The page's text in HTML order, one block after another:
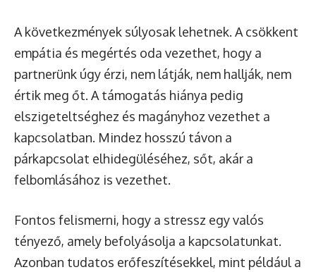
A következmények súlyosak lehetnek. A csökkent
empátia és megértés oda vezethet, hogy a
partnerünk úgy érzi, nem látják, nem hallják, nem
értik meg őt. A támogatás hiánya pedig
elszigeteltséghez és magányhoz vezethet a
kapcsolatban. Mindez hosszú távon a
párkapcsolat elhidegüléséhez, sőt, akár a
felbomlásához is vezethet.
Fontos felismerni, hogy a stressz egy valós
tényező, amely befolyásolja a kapcsolatunkat.
Azonban tudatos erőfeszítésekkel, mint például a